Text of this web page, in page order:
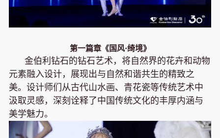
第一篇章《国风·绮境》
金伯利钻石的钻石艺术，将自然界的花卉和动物
元素融入设计，展现出与自然和谐共生的精致之
美。设计师们从古代山水画、青花瓷等传统艺术中
汲取灵感，深刻诠释了中国传统文化的丰厚内涵与
美学魅力。